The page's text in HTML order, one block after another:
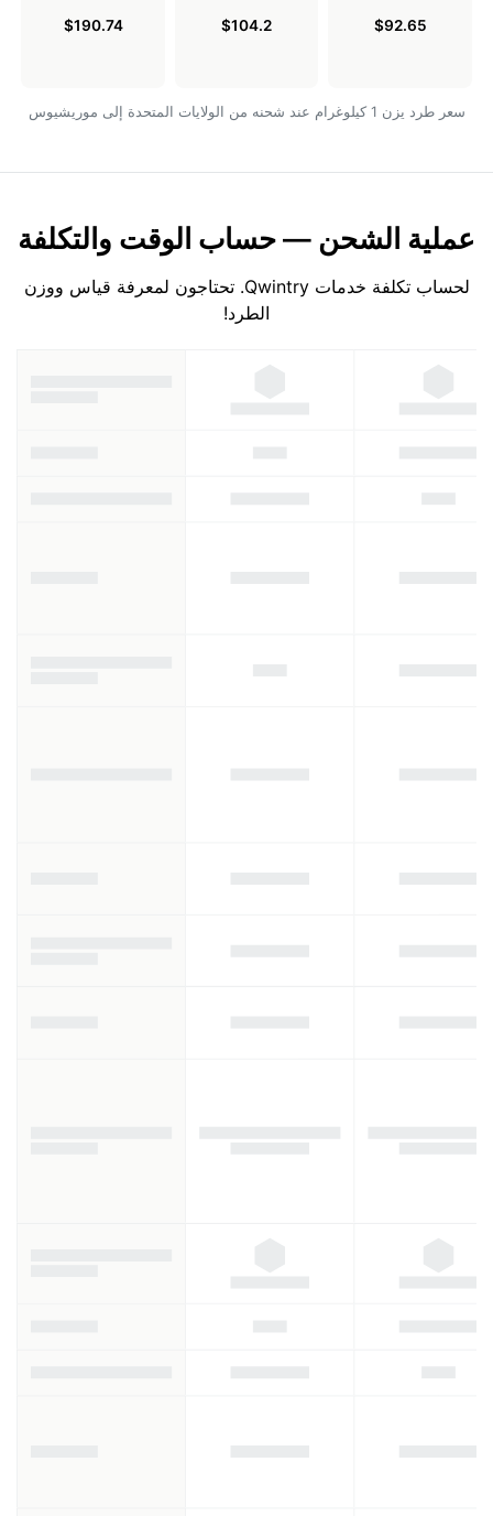
$92.65
$104.2
$190.74
سعر طرد يزن 1 كيلوغرام عند شحنه من الولايات المتحدة إلى موريشيوس
عملية الشحن — حساب الوقت والتكلفة
لحساب تكلفة خدمات Qwintry. تحتاجون لمعرفة قياس ووزن
الطرد!